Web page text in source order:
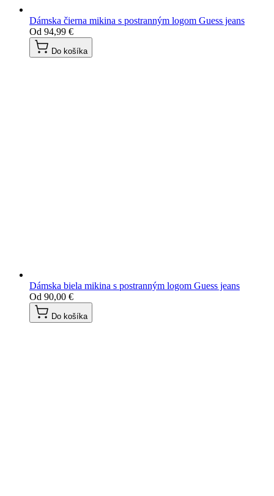
Dámska čierna mikina s postranným logom Guess jeans
Od 94,99 €
Do košíka
Dámska biela mikina s postranným logom Guess jeans
Od 90,00 €
Do košíka